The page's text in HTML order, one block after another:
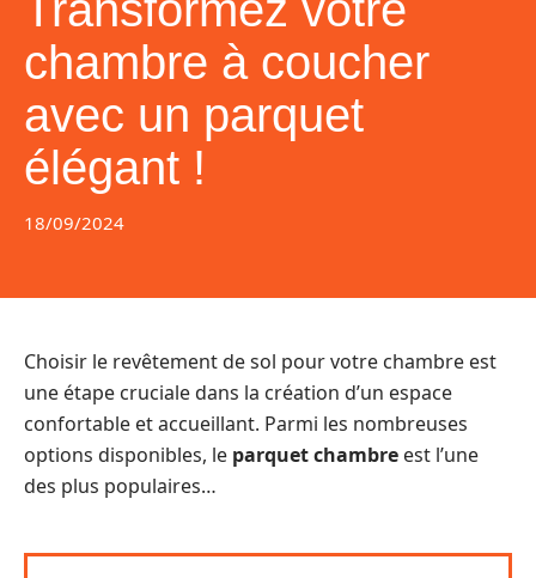
chambre à coucher
avec un parquet
élégant !
18/09/2024
Choisir le revêtement de sol pour votre chambre est
une étape cruciale dans la création d’un espace
confortable et accueillant. Parmi les nombreuses
options disponibles, le parquet chambre est l’une
des plus populaires…